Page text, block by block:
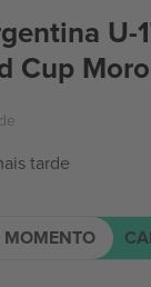
U-
Cup
tarde
MOMENTO